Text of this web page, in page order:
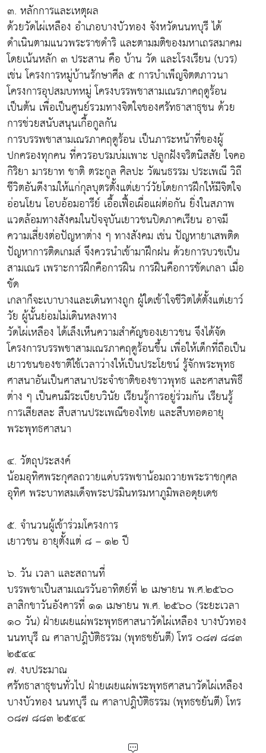
๓. หลักการและเหตุผล
ด้วยวัดไผ่เหลือง อำเภอบางบัวทอง จังหวัดนนทบุรี ได้
ดำเนินตามแนวพระราชดำริ และตามมติของมหาเถรสมาคม
โดยเน้นหลัก ๓ ประสาน คือ บ้าน วัด และโรงเรียน (บวร)
เช่น โครงการหมู่บ้านรักษาศีล ๕ การบำเพ็ญจิตตภาวนา
โครงการอุปสมบทหมู่ โครงบรรพชาสามเณรภาคฤดูร้อน
เป็นต้น เพื่อเป็นศูนย์รวมทางจิตใจของศรัทธาสาธุชน ด้วย
การช่วยสนับสนุนเกื้อกูลกัน
การบรรพชาสามเณรภาคฤดูร้อน เป็นภาระหน้าที่ของผู้
ปกครองทุกคน ที่ควรอบรมบ่มเพาะ ปลูกฝังจริตนิสสัย ใจคอ
กิริยา มารยาท ชาติ ตระกูล ศิลปะ วัฒนธรรม ประเพณี วิถี
ชีวิตอันดีงามให้แก่กุลบุตรตั้งแต่เยาว์วัยโดยการฝึกให้มีจิตใจ
อ่อนโยน โอบอ้อมอารีย์ เอื้อเฟื้อเผื่อแผ่ต่อกัน ยิ่งในสภาพ
แวดล้อมทางสังคมในปัจจุบันเยาวชนปิดภาคเรียน อาจมี
ความเสี่ยงต่อปัญหาต่าง ๆ ทางสังคม เช่น ปัญหายาเสพติด
ปัญหาการติดเกมส์ จึงควรนำเข้ามาฝึกฝน ด้วยการบวชเป็น
สามเณร เพราะการฝึกคือการฝืน การฝืนคือการขัดเกลา เมื่อ
ขัด
เกลาก็จะเบาบางและเดินทางถูก ผู้ใดเข้าใจชีวิตได้ตั้งแต่เยาว์
วัย ผู้นั้นย่อมไม่เดินหลงทาง
วัดไผ่เหลือง ได้เล็งเห็นความสำคัญของเยาวชน จึงได้จัด
โครงการบรรพชาสามเณรภาคฤดูร้อนขึ้น เพื่อให้เด็กที่ถือเป็น
เยาวชนของชาติใช้เวลาว่างให้เป็นประโยชน์ รู้จักพระพุทธ
ศาสนาอันเป็นศาสนาประจำชาติของชาวพุทธ และศาสนพิธี
ต่าง ๆ เป็นคนมีระเบียบวินัย เรียนรู้การอยู่ร่วมกัน เรียนรู้
การเสียสละ สืบสานประเพณีของไทย และสืบทอดอายุ
พระพุทธศาสนา
๔. วัตถุประสงค์
น้อมอุทิศพระกุศลถวายแด่บรรพชาน้อมถวายพระราชกุศล
อุทิศ พระบาทสมเด็จพระปรมินทรมหาภูมิพลอดุยเดช
๕. จำนวนผู้เข้าร่วมโครงการ
เยาวชน อายุตั้งแต่ ๘ – ๑๒ ปี
๖. วัน เวลา และสถานที่
บรรพชาเป็นสามเณรวันอาทิตย์ที่ ๒ เมษายน พ.ศ.๒๕๖๐
ลาสิกขาวันอังคารที่ ๑๑ เมษายน พ.ศ. ๒๕๖๐ (ระยะเวลา
๑๐ วัน) ฝ่ายเผยแผ่พระพุทธศาสนาวัดไผ่เหลือง บางบัวทอง
นนทบุรี ณ ศาลาปฎิบัติธรรม (พุทธชยันตี) โทร ๐๘๗ ๘๘๓
๒๕๔๔
๗. งบประมาณ
ศรัทธาสาธุชนทั่วไป ฝ่ายเผยแผ่พระพุทธศาสนาวัดไผ่เหลือง
บางบัวทอง นนทบุรี ณ ศาลาปฎิบัติธรรม (พุทธชยันตี) โทร
๐๘๗ ๘๘๓ ๒๕๔๔